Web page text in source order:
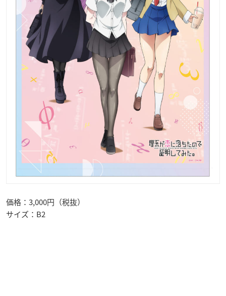
価格：3,000円（税抜）
サイズ：B2